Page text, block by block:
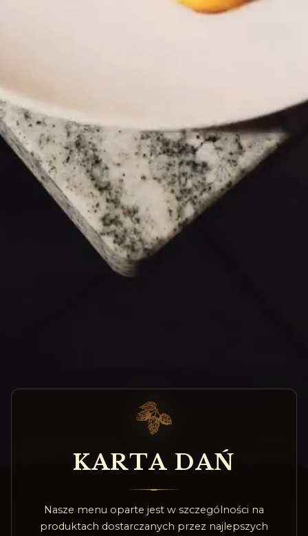
KARTA DAŃ
Nasze menu oparte jest w szczególności na
produktach dostarczanych przez najlepszych